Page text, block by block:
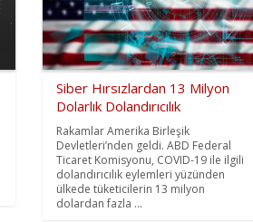
Siber Hırsızlardan 13 Milyon
Dolarlık Dolandırıcılık
Rakamlar Amerika Birleşik
Devletleri’nden geldi. ABD Federal
Ticaret Komisyonu, COVID-19 ile ilgili
dolandırıcılık eylemleri yüzünden
ülkede tüketicilerin 13 milyon
dolardan fazla ...